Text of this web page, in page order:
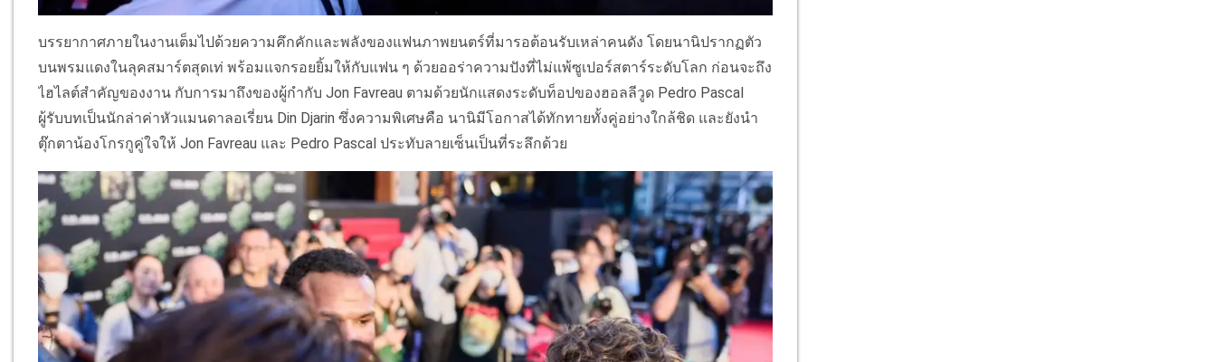
บรรยากาศภายในงานเต็มไปด้วยความคึกคักและพลังของแฟนภาพยนตร์ที่มารอต้อนรับเหล่าคนดัง โดยนานิปรากฏตัว
บนพรมแดงในลุคสมาร์ตสุดเท่ พร้อมแจกรอยยิ้มให้กับแฟน ๆ ด้วยออร่าความปังที่ไม่แพ้ซูเปอร์สตาร์ระดับโลก ก่อนจะถึง
ไฮไลต์สำคัญของงาน กับการมาถึงของผู้กำกับ Jon Favreau ตามด้วยนักแสดงระดับท็อปของฮอลลีวูด Pedro Pascal
ผู้รับบทเป็นนักล่าค่าหัวแมนดาลอเรี่ยน Din Djarin ซึ่งความพิเศษคือ นานิมีโอกาสได้ทักทายทั้งคู่อย่างใกล้ชิด และยังนำ
ตุ๊กตาน้องโกรกูคู่ใจให้ Jon Favreau และ Pedro Pascal ประทับลายเซ็นเป็นที่ระลึกด้วย